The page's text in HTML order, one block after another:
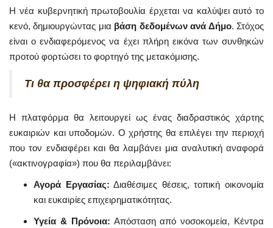
Η νέα κυβερνητική πρωτοβουλία έρχεται να καλύψει αυτό το
κενό, δημιουργώντας μια βάση δεδομένων ανά Δήμο. Στόχος
είναι ο ενδιαφερόμενος να έχει πλήρη εικόνα των συνθηκών
προτού φορτώσει το φορτηγό της μετακόμισης.
Τι θα προσφέρει η ψηφιακή πύλη
Η πλατφόρμα θα λειτουργεί ως ένας διαδραστικός χάρτης
ευκαιριών και υποδομών. Ο χρήστης θα επιλέγει την περιοχή
που τον ενδιαφέρει και θα λαμβάνει μια αναλυτική αναφορά
(«ακτινογραφία») που θα περιλαμβάνει:
Αγορά Εργασίας: Διαθέσιμες θέσεις, τοπική οικονομία
και ευκαιρίες επιχειρηματικότητας.
Υγεία & Πρόνοια: Απόσταση από νοσοκομεία, Κέντρα